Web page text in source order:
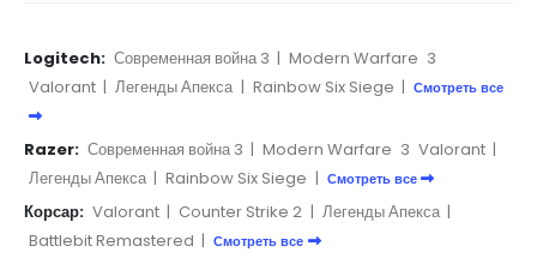
Logitech: Современная война 3 | Modern Warfare 3
Valorant | Легенды Апекса | Rainbow Six Siege | Смотреть все
Razer: Современная война 3 | Modern Warfare 3 Valorant |
Легенды Апекса | Rainbow Six Siege | Смотреть все
Корсар: Valorant | Counter Strike 2 | Легенды Апекса |
Battlebit Remastered | Смотреть все